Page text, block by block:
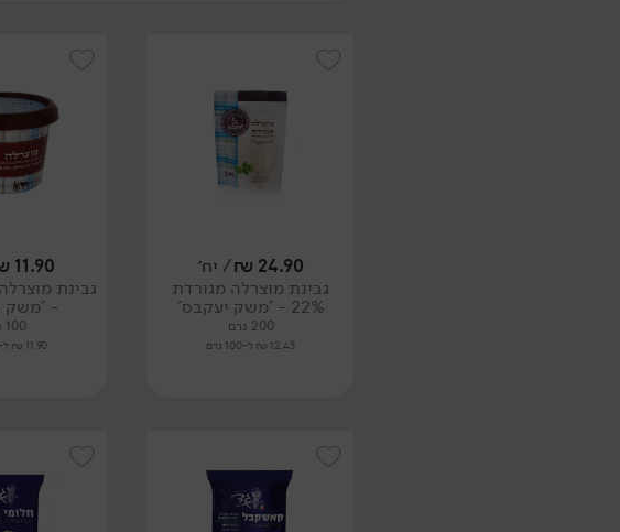
24.90
₪/ יח׳
גבינת מוצרלה מגורדת
22% - 'משק יעקבס'
200 גרם
12.45 ₪ ל-100 גרם
11.90
- 'משק
100 גרם
11.90 ₪ ל-100 גרם